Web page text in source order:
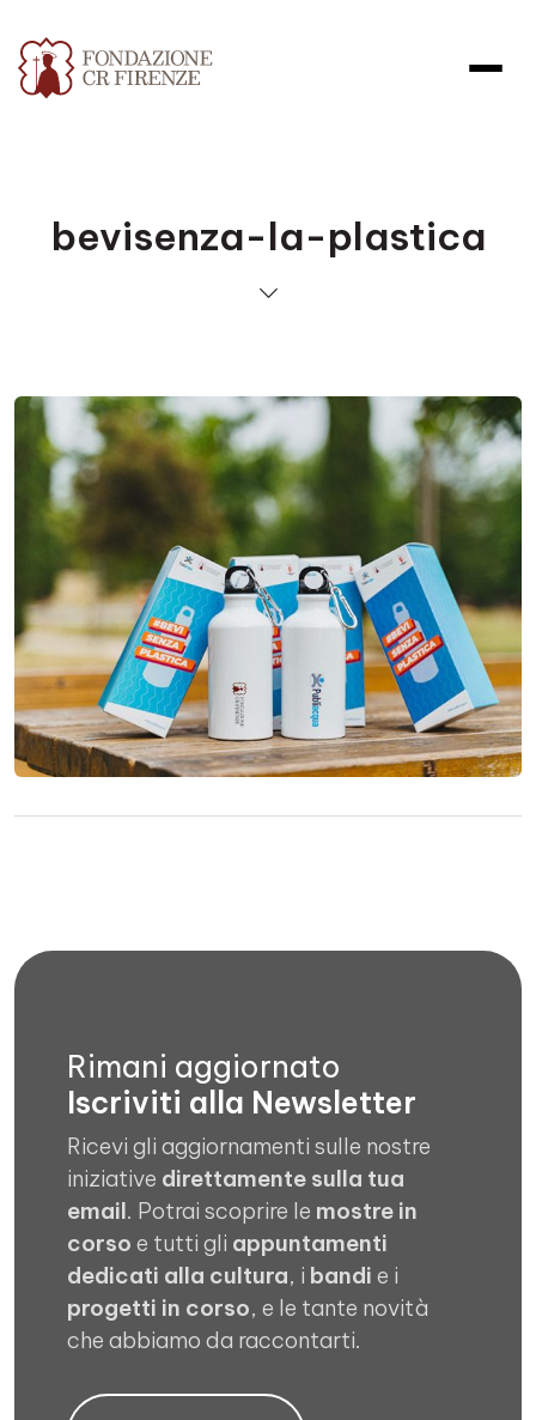
bevisenza-la-plastica
Rimani aggiornato
Iscriviti alla Newsletter
Ricevi gli aggiornamenti sulle nostre
iniziative direttamente sulla tua
email. Potrai scoprire le mostre in
corso e tutti gli appuntamenti
dedicati alla cultura, i bandi e i
progetti in corso, e le tante novità
che abbiamo da raccontarti.